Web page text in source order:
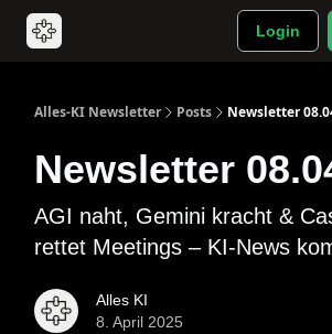
Login
Alles-KI Newsletter Posts Newsletter
Newsletter
AGI naht, Gemini kracht &
rettet Meetings – KI-News
Alles KI
8. April 2025